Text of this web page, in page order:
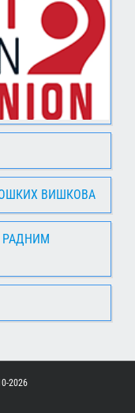
ВИШКОВА
РАДНИМ
2026